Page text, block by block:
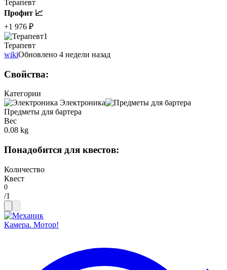
Терапевт
Профит 📈
+1 976 ₽
1
Терапевт
wikiОбновлено 4 недели назад
Свойства:
Категории
Электроника
Предметы для бартера
Вес
0.08 kg
Понадобится для квестов:
Количество
Квест
/1
Камера. Мотор!